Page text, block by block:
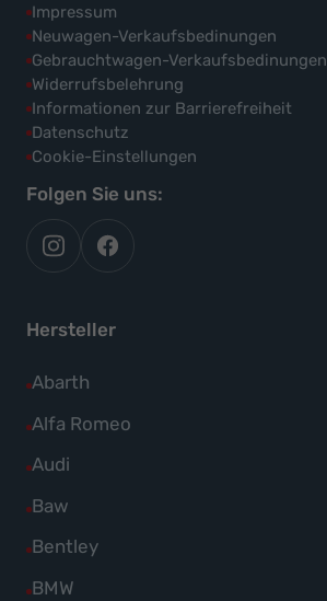
Impressum
Neuwagen-Verkaufsbedinungen
Gebrauchtwagen-Verkaufsbedinungen
Widerrufsbelehrung
Informationen zur Barrierefreiheit
Datenschutz
Cookie-Einstellungen
Folgen Sie uns:
autoflex
auf
autoflex24
auf
Hersteller
Abarth
Alle
Fahrzeuge
Abarth
anzeigen
Alfa Romeo
Alle
Fahrzeuge
Alfa
Romeo
anzeigen
Audi
Alle
Fahrzeuge
Audi
anzeigen
Baw
Alle
Fahrzeuge
Bentley
Alle
Fahrzeuge
BMW
Alle